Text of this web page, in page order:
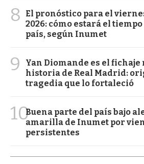
8
El pronóstico para el
2026: cómo estará el
país, según Inumet
9
Yan Diomande es el fichaje
historia de Real Madrid:
tragedia que lo fortaleció
10Buena parte del país bajo
amarilla de Inumet por
persistentes